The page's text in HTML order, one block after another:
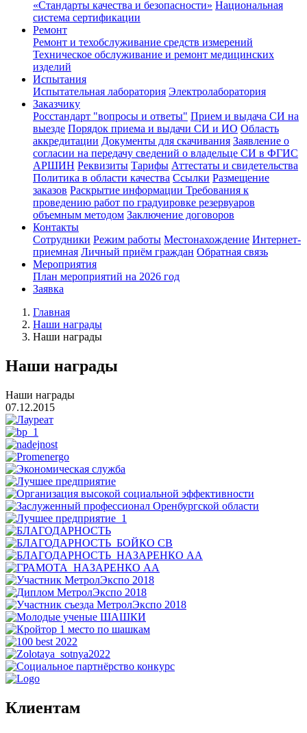
«Стандарты качества и безопасности» Национальная
система сертификации
Ремонт
Ремонт и техобслуживание средств измерений
Техническое обслуживание и ремонт медицинских
изделий
Испытания
Испытательная лаборатория Электролаборатория
Заказчику
Росстандарт "вопросы и ответы" Прием и выдача СИ на
выезде Порядок приема и выдачи СИ и ИО Область
аккредитации Документы для скачивания Заявление о
согласии на передачу сведений о владельце СИ в ФГИС
АРШИН Реквизиты Тарифы Аттестаты и свидетельства
Политика в области качества Ссылки Размещение
заказов Раскрытие информации Требования к
проведению работ по градуировке резервуаров
объемным методом Заключение договоров
Контакты
Сотрудники Режим работы Местонахождение Интернет-
приемная Личный приём граждан Обратная связь
Мероприятия
План мероприятий на 2026 год
Заявка
Главная
Наши награды
Наши награды
Наши награды
Наши награды
07.12.2015
Клиентам